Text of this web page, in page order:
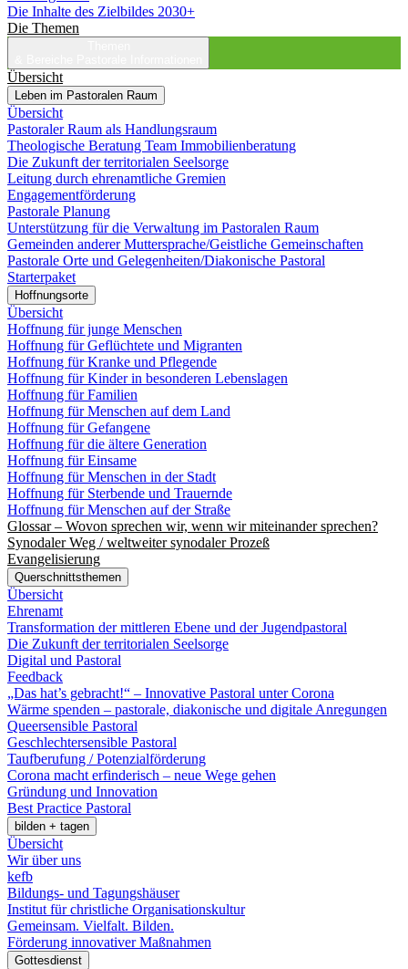
Die Inhalte des Zielbildes 2030+
Die Themen
Übersicht
Leben im Pastoralen Raum
Übersicht
Pastoraler Raum als Handlungsraum
Theologische Beratung Team Immobilienberatung
Die Zukunft der territorialen Seelsorge
Leitung durch ehrenamtliche Gremien
Engagementförderung
Pastorale Planung
Unterstützung für die Verwaltung im Pastoralen Raum
Gemeinden anderer Muttersprache/Geistliche Gemeinschaften
Pastorale Orte und Gelegenheiten/Diakonische Pastoral
Starterpaket
Hoffnungsorte
Übersicht
Hoffnung für junge Menschen
Hoffnung für Geflüchtete und Migranten
Hoffnung für Kranke und Pflegende
Hoffnung für Kinder in besonderen Lebenslagen
Hoffnung für Familien
Hoffnung für Menschen auf dem Land
Hoffnung für Gefangene
Hoffnung für die ältere Generation
Hoffnung für Einsame
Hoffnung für Menschen in der Stadt
Hoffnung für Sterbende und Trauernde
Hoffnung für Menschen auf der Straße
Glossar – Wovon sprechen wir, wenn wir miteinander sprechen?
Synodaler Weg / weltweiter synodaler Prozeß
Evangelisierung
Querschnittsthemen
Übersicht
Ehrenamt
Transformation der mittleren Ebene und der Jugendpastoral
Die Zukunft der territorialen Seelsorge
Digital und Pastoral
Feedback
„Das hat’s gebracht!“ – Innovative Pastoral unter Corona
Wärme spenden – pastorale, diakonische und digitale Anregungen
Queersensible Pastoral
Geschlechtersensible Pastoral
Taufberufung / Potenzialförderung
Corona macht erfinderisch – neue Wege gehen
Gründung und Innovation
Best Practice Pastoral
bilden + tagen
Übersicht
Wir über uns
kefb
Bildungs- und Tagungshäuser
Institut für christliche Organisationskultur
Gemeinsam. Vielfalt. Bilden.
Förderung innovativer Maßnahmen
Gottesdienst